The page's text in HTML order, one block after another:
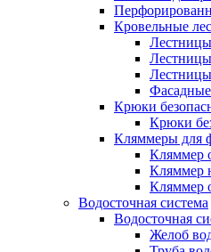
Кровельные
Крюки
Крюки
Кляммеры для
Кляммер
Кляммер
Кляммер
Водосточная система
Водосточная
Желоб